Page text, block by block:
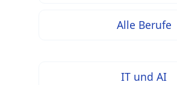
Alle Berufe
IT und AI